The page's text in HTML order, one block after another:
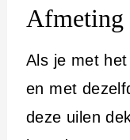
Afmeting
Als je met
en met
deze uilen